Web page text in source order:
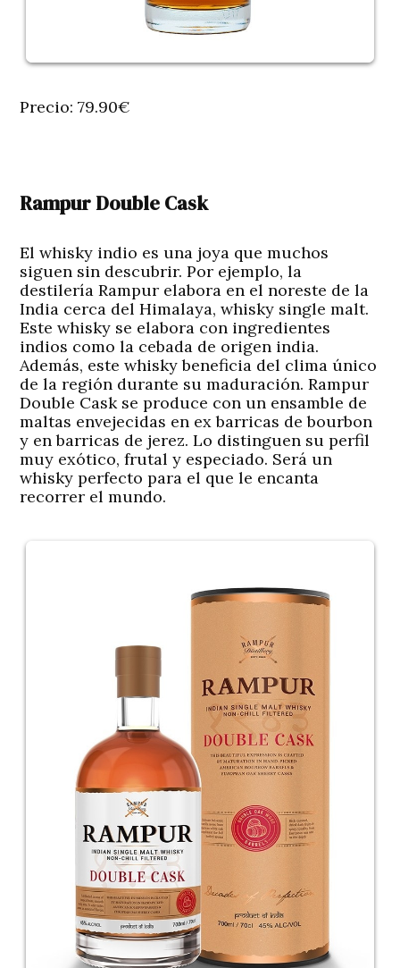
Precio: 79.90€
Rampur Double Cask
El whisky indio es una joya que muchos
siguen sin descubrir. Por ejemplo, la
destilería Rampur elabora en el noreste de la
India cerca del Himalaya, whisky single malt.
Este whisky se elabora con ingredientes
indios como la cebada de origen india.
Además, este whisky beneficia del clima único
de la región durante su maduración. Rampur
Double Cask se produce con un ensamble de
maltas envejecidas en ex barricas de bourbon
y en barricas de jerez. Lo distinguen su perfil
muy exótico, frutal y especiado. Será un
whisky perfecto para el que le encanta
recorrer el mundo.